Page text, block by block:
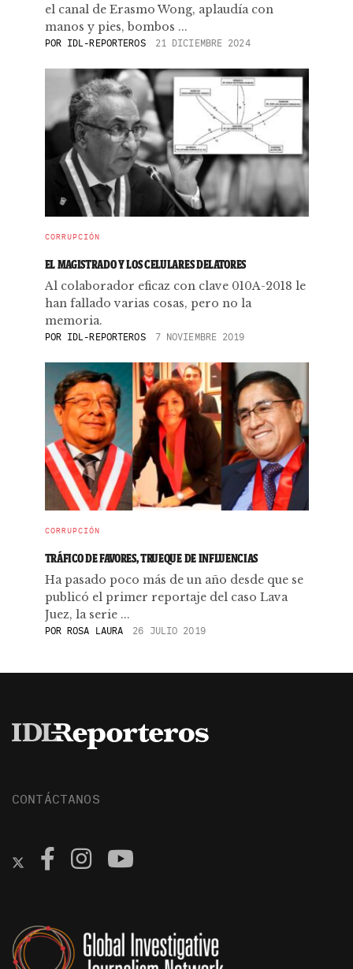
el canal de Erasmo Wong, aplaudía con
manos y pies, bombos ...
POR IDL-REPORTEROS 21 DICIEMBRE 2024
CORRUPCIÓN
EL MAGISTRADO Y LOS CELULARES DELATORES
Al colaborador eficaz con clave 010A-2018 le
han fallado varias cosas, pero no la
memoria.
POR IDL-REPORTEROS 7 NOVIEMBRE 2019
CORRUPCIÓN
TRÁFICO DE FAVORES, TRUEQUE DE INFLUENCIAS
Ha pasado poco más de un año desde que se
publicó el primer reportaje del caso Lava
Juez, la serie ...
PORROSA LAURA 26 JULIO 2019
CONTÁCTANOS